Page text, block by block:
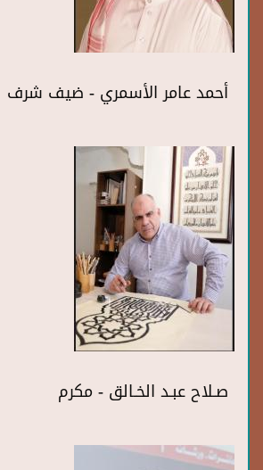
أحمد عامر الأسمري - ضيف شرف
صـلاح عبـد الخـالق - مكرم